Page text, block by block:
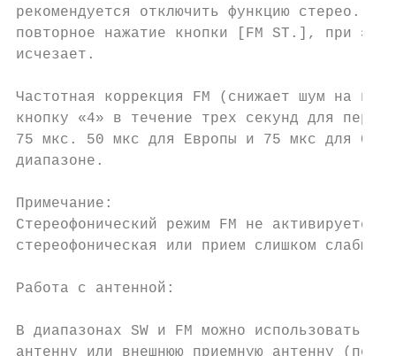
рекомендуется отключить функцию стерео.
повторное нажатие кнопки [FM ST.], при
исчезает.
Частотная коррекция FM (снижает шум на
кнопку «4» в течение трех секунд для
75 мкс. 50 мкс для Европы и 75 мкс для
диапазоне.
Примечание:
Стереофонический режим FM не
стереофоническая или прием слишком слабый.
Работа с антенной:
В диапазонах SW и FM можно использовать
антенну или внешнюю приемную антенну